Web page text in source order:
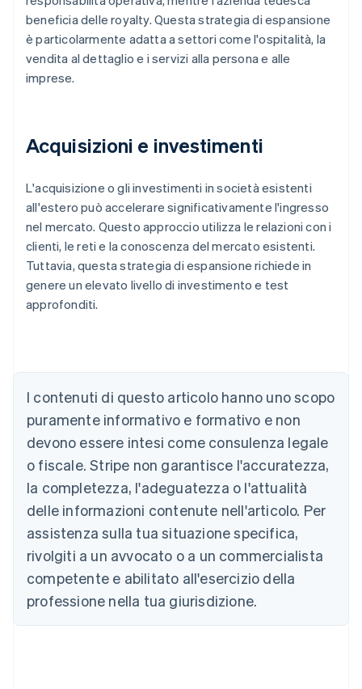
beneficia delle royalty. Questa strategia di espansione
è particolarmente adatta a settori come l'ospitalità, la
vendita al dettaglio e i servizi alla persona e alle
imprese.
Acquisizioni e investimenti
L'acquisizione o gli investimenti in società esistenti
all'estero può accelerare significativamente l'ingresso
nel mercato. Questo approccio utilizza le relazioni con i
clienti, le reti e la conoscenza del mercato esistenti.
Tuttavia, questa strategia di espansione richiede in
genere un elevato livello di investimento e test
approfonditi.
I contenuti di questo articolo hanno uno scopo
puramente informativo e formativo e non
devono essere intesi come consulenza legale
o fiscale. Stripe non garantisce l'accuratezza,
la completezza, l'adeguatezza o l'attualità
delle informazioni contenute nell'articolo. Per
assistenza sulla tua situazione specifica,
rivolgiti a un avvocato o a un commercialista
competente e abilitato all'esercizio della
professione nella tua giurisdizione.
Austria
Belgio
Nederlands FrançaisDeutschEnglish
Brasile
Português English
Bulgaria
English
Canada
EnglishFrançais
Cina continentale
简体中文
Cipro
English
Croazia
Danimarca